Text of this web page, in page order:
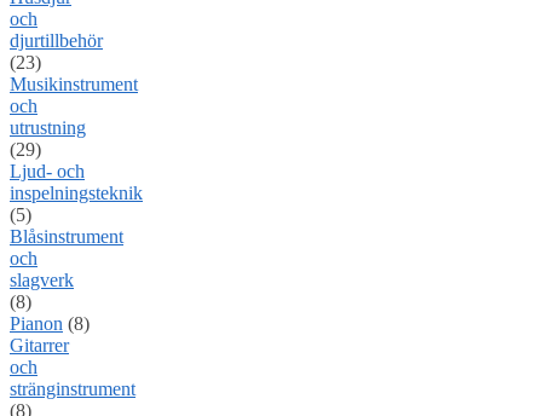
och
djurtillbehör
(23)
Musikinstrument
och
utrustning
(29)
Ljud- och
inspelningsteknik
(5)
Blåsinstrument
och
slagverk
(8)
Pianon (8)
Gitarrer
och
stränginstrument
(8)